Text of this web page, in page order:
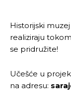
Historijski
realiziraju
se pridružite!
Učešće u
na adresu: